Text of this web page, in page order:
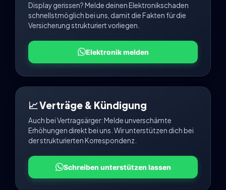
Display gerissen? Melde deinen Elektronikschaden
schnellstmöglich bei uns, damit die Fakten für die
Versicherung strukturiert vorliegen.
Elektronik melden
📈 Verträge & Kündigung
Auch bei Vertragsärger: Melde unverschämte
Erhöhungen direkt bei uns. Wir unterstützen dich bei
der strukturierten Korrespondenz.
Schreiben unterstützen lassen